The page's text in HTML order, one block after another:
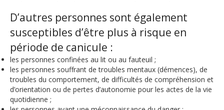
D’autres personnes sont également
susceptibles d’être plus à risque en
période de canicule :
les personnes confinées au lit ou au fauteuil ;
les personnes souffrant de troubles mentaux (démences), de
troubles du comportement, de difficultés de compréhension et
d’orientation ou de pertes d’autonomie pour les actes de la vie
quotidienne ;